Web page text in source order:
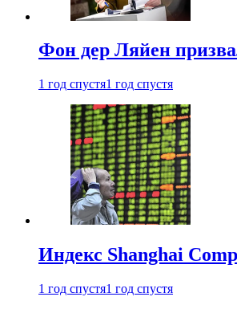
Фон дер Ляйен
1 год спустя1 год спустя
Индекс Shanghai
1 год спустя1 год спустя